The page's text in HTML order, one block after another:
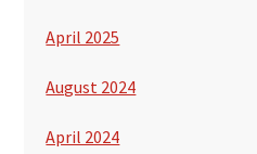
April 2025
August 2024
April 2024